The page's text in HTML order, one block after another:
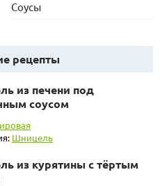
Соусы
рецепты
из печени под
соусом
Шницель
из курятины с тёртым